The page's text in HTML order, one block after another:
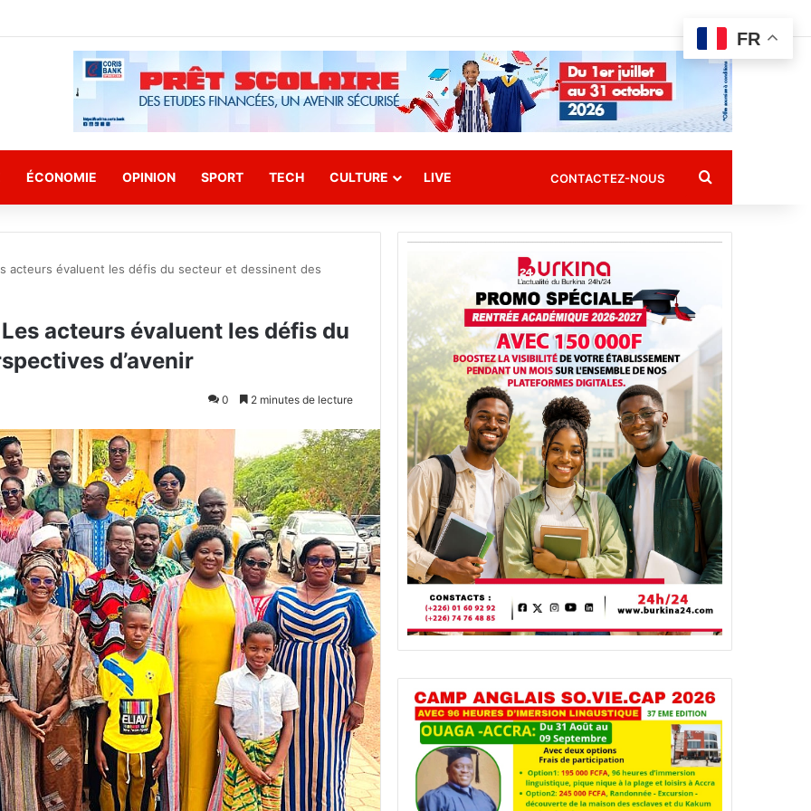
ÉCONOMIE OPINION SPORT TECH CULTURE LIVE CONTACTEZ-NOUS Rechercher
acteurs évaluent les défis du secteur et dessinent des
acteurs évaluent les défis du
d’avenir
0 2 minutes de lecture
FR